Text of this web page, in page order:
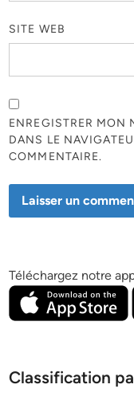
SITE WEB
ENREGISTRER MON
DANS LE
COMMENTAIRE.
Téléchargez notre
Classification